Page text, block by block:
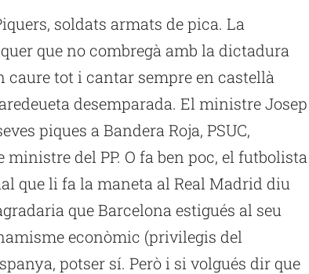
soldats armats de pica. La
que no combregà amb la dictadura
tot i cantar sempre en castellà
desemparada. El ministre Josep
piques a Bandera Roja, PSUC,
ministre del PP. O fa ben poc, el futbolista
que li fa la maneta al Real Madrid diu
que Barcelona estigués al seu
econòmic (privilegis del
potser sí. Però i si volgués dir que